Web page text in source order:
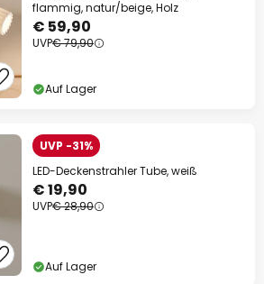
flammig, natur/beige, Holz
€ 59,90
UVP€ 79,90
Auf Lager
UVP -31%
LED-Deckenstrahler Tube, weiß
€ 19,90
UVP€ 28,90
Auf Lager